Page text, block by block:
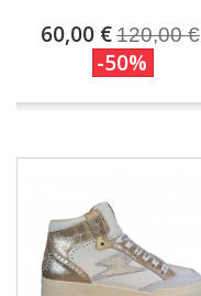
60,00 €120,00 €
-50%